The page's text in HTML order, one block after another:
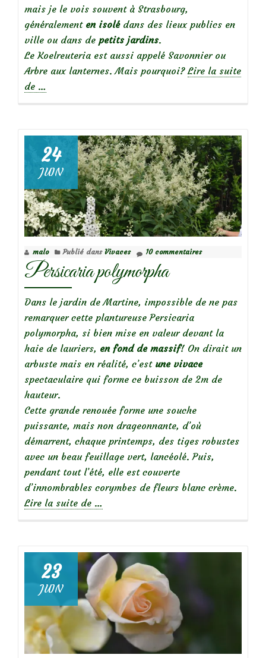
mais je le vois souvent à Strasbourg,
généralement en isolé dans des lieux publics en
ville ou dans de petits jardins.
Le Koelreuteria est aussi appelé Savonnier ou
Arbre aux lanternes. Mais pourquoi? Lire la suite
de
Koelreuteria
paniculata,
Savonnier
ou
arbre
aux
lanternes
…
24
JUIN
malo Publié dans Vivaces 10 commentaires
Persicaria polymorpha
Dans le jardin de Martine, impossible de ne pas
remarquer cette plantureuse Persicaria
polymorpha, si bien mise en valeur devant la
haie de lauriers, en fond de massif! On dirait un
arbuste mais en réalité, c’est une vivace
spectaculaire qui forme ce buisson de 2m de
hauteur.
Cette grande renouée forme une souche
puissante, mais non drageonnante, d’où
démarrent, chaque printemps, des tiges robustes
avec un beau feuillage vert, lancéolé. Puis,
pendant tout l’été, elle est couverte
d’innombrables corymbes de fleurs blanc crème.
Lire la suite de à
…
23
JUIN